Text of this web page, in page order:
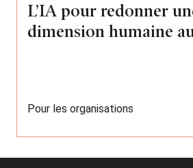
L’IA pour redonner
dimension humaine
Pour les organisations